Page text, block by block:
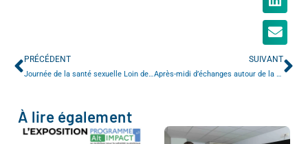
PRÉCÉDENT
Journée de la santé sexuelle Loin des Tabous
SUIVANT
Après-midi d’échanges autour de la drépanocytose au CHU de Rouen
À lire également